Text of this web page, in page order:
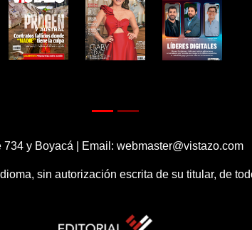
734 y Boyacá | Email: webmaster@vistazo.com
sin autorización escrita de su titular, de